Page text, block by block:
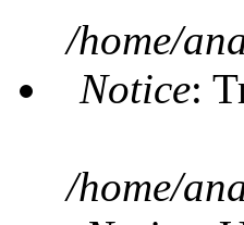
/home/
Notice:
/home/